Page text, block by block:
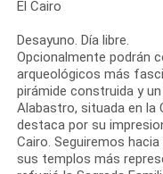
El Cairo
Desayuno. Día libre.
Opcionalmente podrán
arqueológicos más
pirámide construida y
Alabastro, situada en la
destaca por su
Cairo. Seguiremos
sus templos más